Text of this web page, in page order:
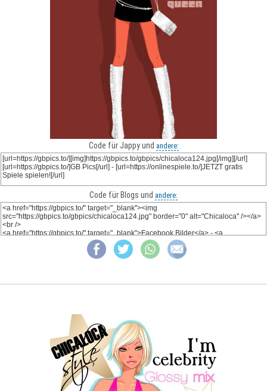
Code für Jappy und andere:
Code für Blogs und andere: